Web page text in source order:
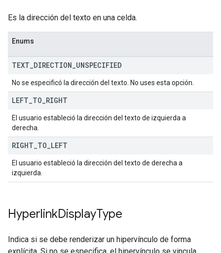
Es la dirección del texto en una celda.
Enums
TEXT DIRECTION UNSPECIFIED
No se especificó la dirección del texto. No uses esta opción.
LEFT TO RIGHT
El usuario estableció la dirección del texto de izquierda a
derecha.
RIGHT TO LEFT
El usuario estableció la dirección del texto de derecha a
izquierda.
HyperlinkDisplayType
Indica si se debe renderizar un hipervínculo de forma